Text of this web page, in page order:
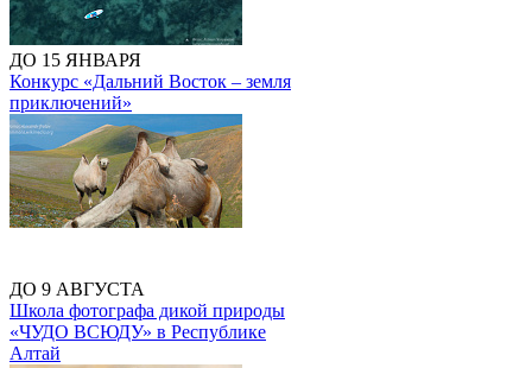
ДО 15 ЯНВАРЯ
Конкурс «Дальний Восток – земля
приключений»
ДО 9 АВГУСТА
Школа фотографа дикой природы
«ЧУДО ВСЮДУ» в Республике
Алтай